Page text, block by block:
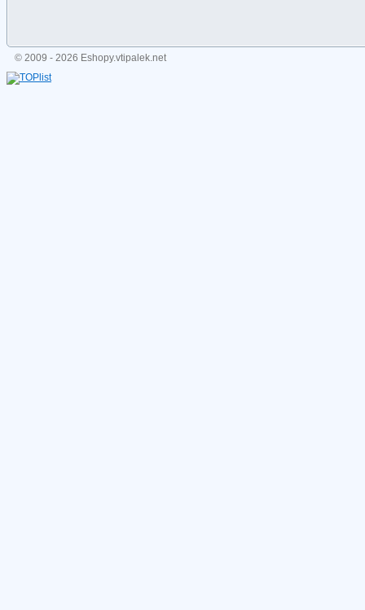
© 2009 - 2026 Eshopy.vtipalek.net